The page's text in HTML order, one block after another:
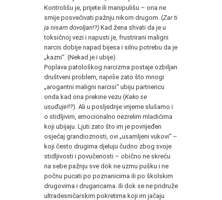
Kontrolišu je, prijete ili manipulišu – ona ne
smije posvećivati pažnju nikom drugom. (Zar ti
ja nisam dovoljan!?) Kad žena shvati da je u
toksičnoj vezi i napusti je, frustrirani maligni
narcis dobije napad bijesa i silnu potrebu da je
„kazni“. (Nekad je i ubije).
Poplava patološkog narcizma postaje ozbiljan
društveni problem, najviše zato što mnogi
„arogantni maligni narcisi“ ubiju partnericu
onda kad ona prekine vezu (Kako se
usuđuje!!?). Ali u posljednje vrijeme slušamo i
o stidljivim, emocionalno nezrelim mladićima
koji ubijaju. Ljuti zato što im je povrijeđen
osjećaj grandioznosti, ovi „usamljeni vukovi“ –
koji često drugima djeluju čudno zbog svoje
stidljivosti i povučenosti – obično ne skreću
na sebe pažnju sve dok ne uzmu pušku i ne
počnu pucati po poznanicima ili po školskim
drugovima i drugaricama. Ili dok se ne pridruže
ultradesničarskim pokretima koji im jačaju